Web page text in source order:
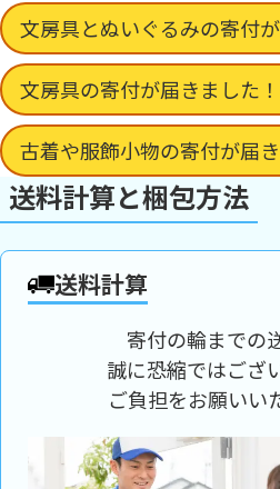
文房具とぬいぐるみの寄付
文房具の寄付が届きました！
古着や服飾小物の寄付が届き
送料計算と梱包方法
送料計算
寄付の輪までの
誠に恐縮ではござ
ご負担をお願いい